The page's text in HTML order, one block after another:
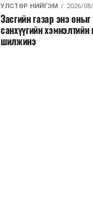
УЛСТӨР НИЙГЭМ 2026/
Засгийн газар энэ
санхүүгийн хэмнэлтийн
шилжинэ